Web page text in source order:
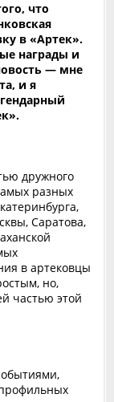
что
в «Артек».
награды и
— мне
и я
дружного
разных
Саратова,
в артековцы
но,
частью этой